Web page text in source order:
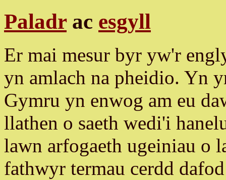
Paladrac esgyll
Er mai mesur byr yw'r
yn amlach na pheidio. Yn
Gymru yn enwog am eu
llathen o saeth wedi'i
lawn arfogaeth ugeiniau o
fathwyr termau cerdd